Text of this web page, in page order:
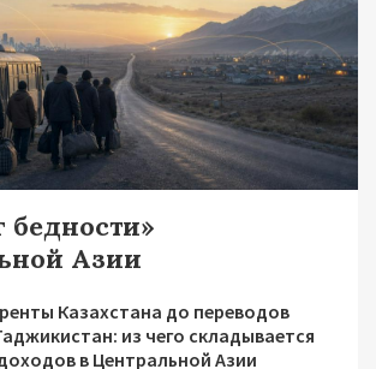
бедности»
Азии
Казахстана до переводов
из чего складывается
в Центральной Азии